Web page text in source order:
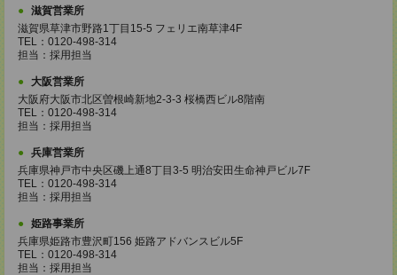
滋賀営業所
滋賀県草津市野路1丁目15-5 フェリエ南草津4F
TEL：0120-498-314
担当：採用担当
大阪営業所
大阪府大阪市北区曽根崎新地2-3-3 桜橋西ビル8階南
TEL：0120-498-314
担当：採用担当
兵庫営業所
兵庫県神戸市中央区磯上通8丁目3-5 明治安田生命神戸ビル7F
TEL：0120-498-314
担当：採用担当
姫路事業所
兵庫県姫路市豊沢町156 姫路アドバンスビル5F
TEL：0120-498-314
担当：採用担当